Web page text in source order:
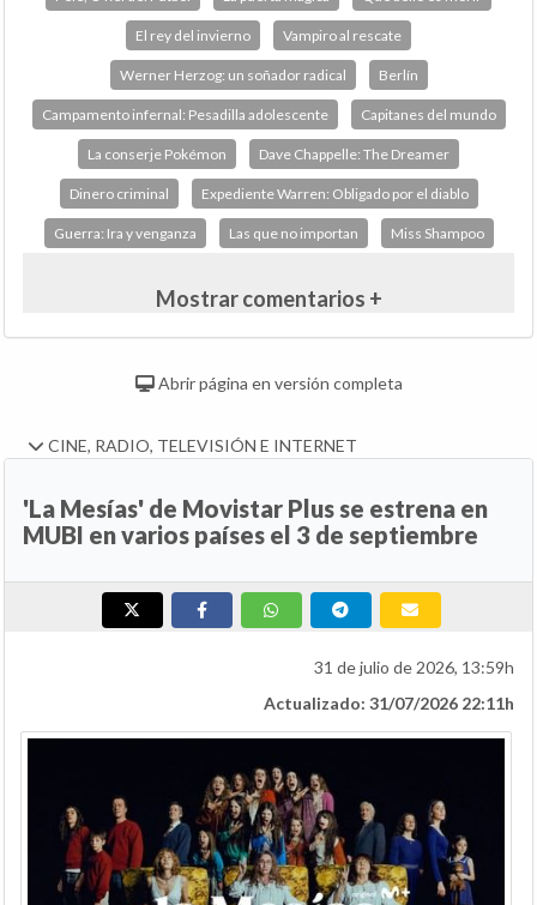
El rey del invierno Vampiro al rescate
Werner Herzog: un soñador radical Berlín
Campamento infernal: Pesadilla adolescente Capitanes del mundo
La conserje Pokémon Dave Chappelle: The Dreamer
Dinero criminal Expediente Warren: Obligado por el diablo
Guerra: Ira y venganza Las que no importan Miss Shampoo
Mostrar comentarios +
Abrir página en versión completa
CINE, RADIO, TELEVISIÓN E INTERNET
'La Mesías' de Movistar Plus se estrena en
MUBI en varios países el 3 de septiembre
31 de julio de 2026, 13:59h
Actualizado: 31/07/2026 22:11h